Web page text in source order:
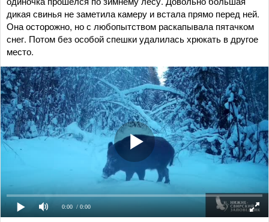
дикая свинья не заметила камеру и встала прямо перед ней.
Она осторожно, но с любопытством раскапывала пятачком
снег. Потом без особой спешки удалилась хрюкать в другое
место.
0:00 / 0:00